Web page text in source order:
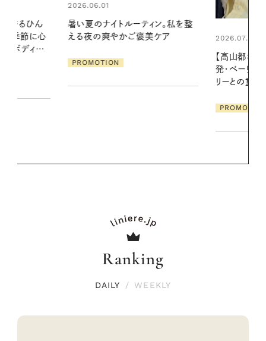
ン。私を整
ケア
2026.07.21
発・ベーリングの腕時計】 アクセサ
2026.06.01
の一日。汗ば
Ranking
DAILY / WEEKLY